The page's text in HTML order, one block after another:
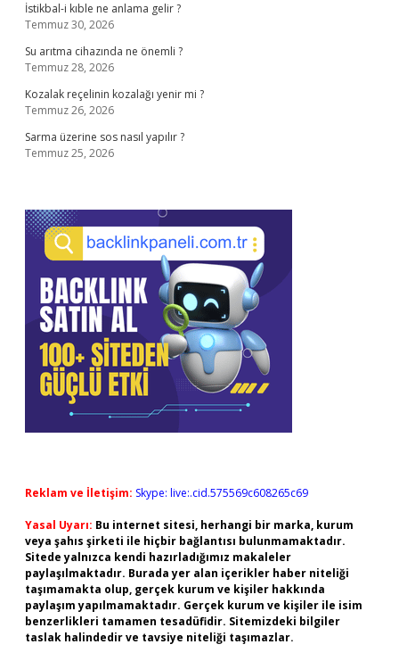
İstikbal-i kıble ne anlama gelir ?
Temmuz 30, 2026
Su arıtma cihazında ne önemli ?
Temmuz 28, 2026
Kozalak reçelinin kozalağı yenir mi ?
Temmuz 26, 2026
Sarma üzerine sos nasıl yapılır ?
Temmuz 25, 2026
Reklam ve İletişim: Skype: live:.cid.575569c608265c69
Yasal Uyarı: Bu internet sitesi, herhangi bir marka, kurum
veya şahıs şirketi ile hiçbir bağlantısı bulunmamaktadır.
Sitede yalnızca kendi hazırladığımız makaleler
paylaşılmaktadır. Burada yer alan içerikler haber niteliği
taşımamakta olup, gerçek kurum ve kişiler hakkında
paylaşım yapılmamaktadır. Gerçek kurum ve kişiler ile isim
benzerlikleri tamamen tesadüfidir. Sitemizdeki bilgiler
taslak halindedir ve tavsiye niteliği taşımazlar.